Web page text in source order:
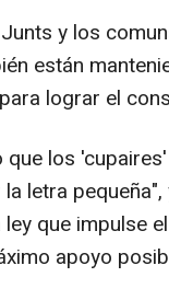
y los
están
lograr el
que los
letra
ley que impulse
apoyo